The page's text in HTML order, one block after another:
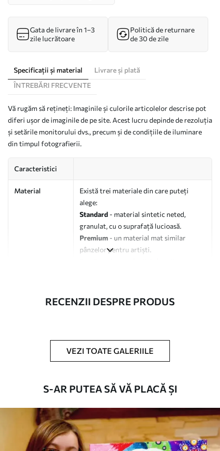
Gata de livrare în 1–3
zile lucrătoare
Politică de returnare
de 30 de zile
Specificații și material
Livrare și plată
ÎNTREBĂRI FRECVENTE
Vă rugăm să rețineți: Imaginile și culorile articolelor descrise pot
diferi ușor de imaginile de pe site. Acest lucru depinde de rezoluția
și setările monitorului dvs., precum și de condițiile de iluminare
din timpul fotografierii.
Caracteristici
Material
Există trei materiale din care puteți
alege:
Standard - material sintetic neted,
granulat, cu o suprafață lucioasă.
Premium - un material mat similar
pânzelor pentru artiști.
Puteți adăuga un strat de lac.
Standard
80.01lei
Culori vii și intense
RECENZII DESPRE PRODUS
VEZI TOATE GALERIILE
S-AR PUTEA SĂ VĂ PLACĂ ȘI